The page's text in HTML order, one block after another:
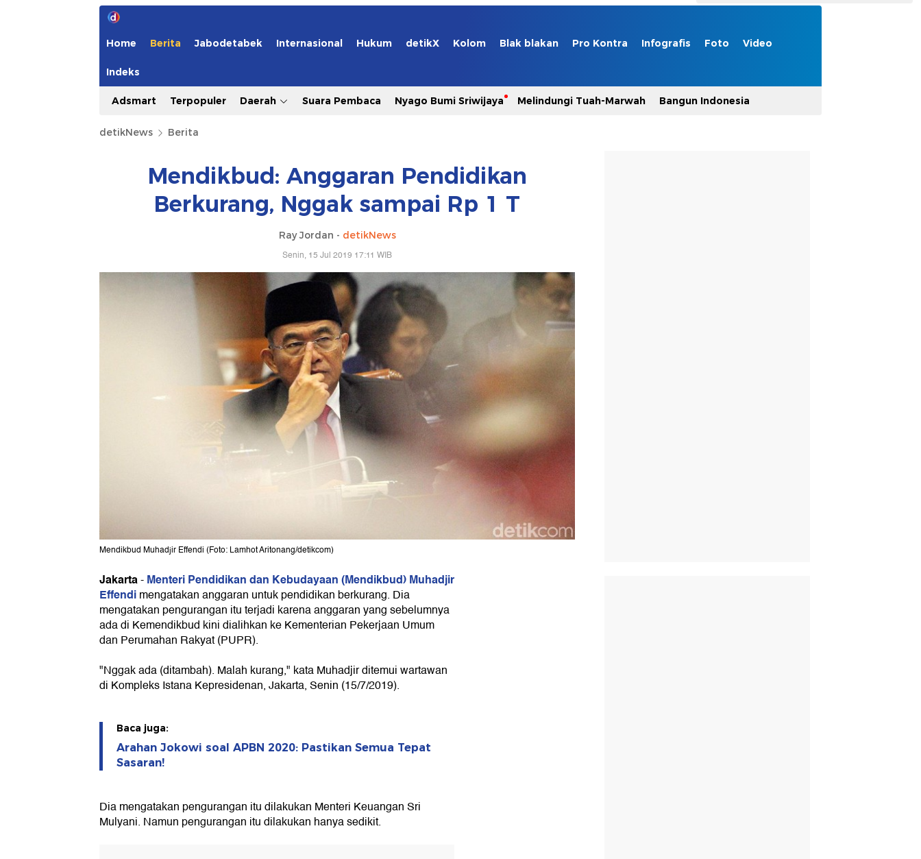
Home Berita Jabodetabek Internasional Hukum detikX Kolom Blak blakan Pro Kontra Infografis Foto Video
Indeks
Adsmart Terpopuler Daerah Suara Pembaca Nyago Bumi Sriwijaya Melindungi Tuah-Marwah Bangun Indonesia
detikNews Berita
Mendikbud: Anggaran Pendidikan
Berkurang, Nggak sampai Rp 1 T
Ray Jordan - detikNews
Senin, 15 Jul 2019 17:11 WIB
Mendikbud Muhadjir Effendi (Foto: Lamhot Aritonang/detikcom)
Jakarta-Menteri Pendidikan dan Kebudayaan (Mendikbud) Muhadjir
Effendimengatakan anggaran untuk pendidikan berkurang. Dia
mengatakan pengurangan itu terjadi karena anggaran yang sebelumnya
ada di Kemendikbud kini dialihkan ke Kementerian Pekerjaan Umum
dan Perumahan Rakyat (PUPR).
"Nggak ada (ditambah). Malah kurang," kata Muhadjir ditemui wartawan
di Kompleks Istana Kepresidenan, Jakarta, Senin (15/7/2019).
Baca juga:
Arahan Jokowi soal APBN 2020: Pastikan Semua Tepat
Sasaran!
Dia mengatakan pengurangan itu dilakukan Menteri Keuangan Sri
Mulyani. Namun pengurangan itu dilakukan hanya sedikit.